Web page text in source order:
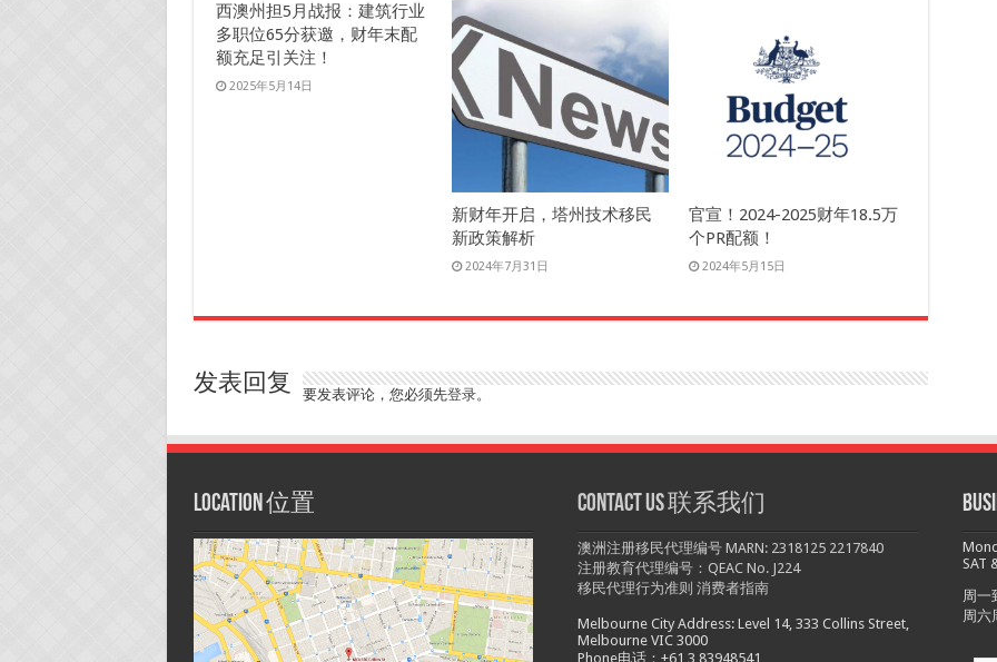
西澳州担5月战报：建筑行业
多职位65分获邀，财年末配
额充足引关注！
2025年5月14日
新财年开启，塔州技术移民
新政策解析
2024年7月31日
官宣！2024-2025财年18.5万
个PR配额！
2024年5月15日
发表回复 要发表评论，您必须先登录。
Location 位置 Contact us 联系我们
澳洲注册移民代理编号 MARN: 2318125 2217840
注册教育代理编号：QEAC No. J224
移民代理行为准则 消费者指南
Melbourne City Address: Level 14, 333 Collins Street,
Melbourne VIC 3000
Phone电话：+61 3 83948541
SAT
周一
周六